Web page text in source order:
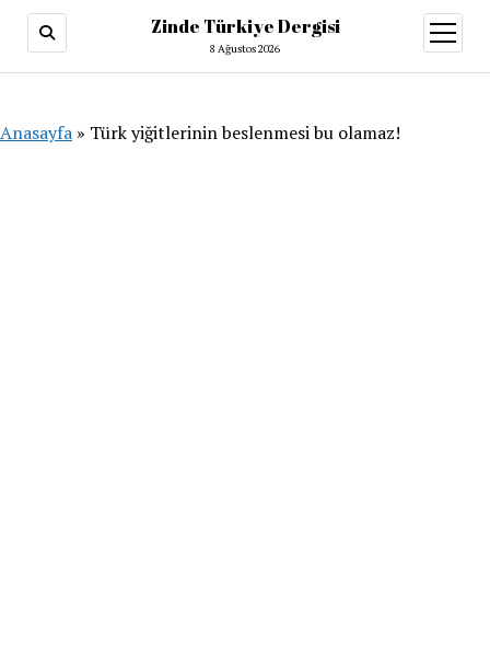
Zinde Türkiye Dergisi
8 Ağustos 2026
aç
Anasayfa » Türk yiğitlerinin beslenmesi bu olamaz!